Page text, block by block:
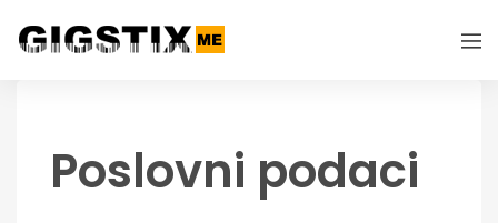
Poslovni podaci